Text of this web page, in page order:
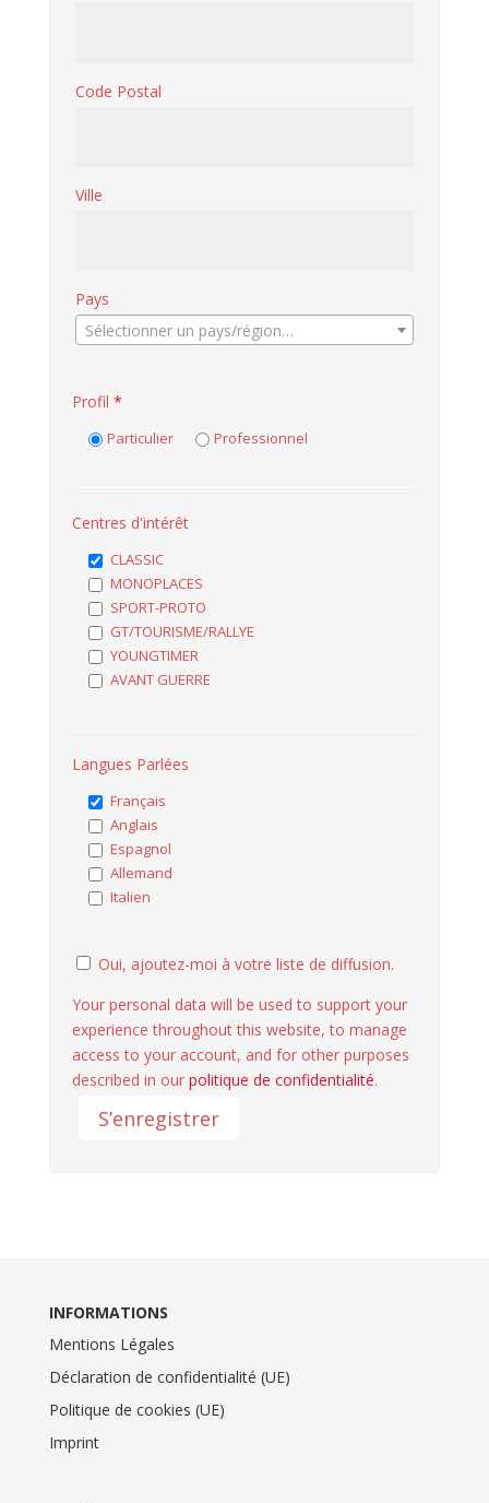
Code Postal
Ville
Pays
Sélectionner un pays/région…
Profil *
Particulier Professionnel
Centres d'intérêt
CLASSIC
MONOPLACES
SPORT-PROTO
GT/TOURISME/RALLYE
YOUNGTIMER
AVANT GUERRE
Langues Parlées
Français
Anglais
Espagnol
Allemand
Italien
Oui, ajoutez-moi à votre liste de diffusion.
Your personal data will be used to support your
experience throughout this website, to manage
access to your account, and for other purposes
described in our politique de confidentialité.
S’enregistrer
INFORMATIONS
Mentions Légales
Déclaration de confidentialité (UE)
Politique de cookies (UE)
Imprint